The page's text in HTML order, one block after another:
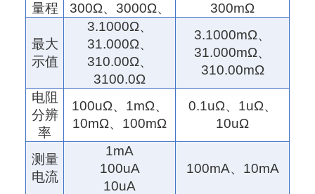
量程
300Ω、 3000Ω、
300mΩ
最大
示值
3.1000Ω、
31.000Ω、
310.00Ω、
3100.0Ω
3.1000mΩ、
31.000mΩ、
310.00mΩ
电阻
分辨
率
100uΩ、 1mΩ、
10mΩ、 100mΩ
0.1uΩ、 1uΩ、
10uΩ
测量
电流
1mA
100uA
10uA
100mA、 10mA